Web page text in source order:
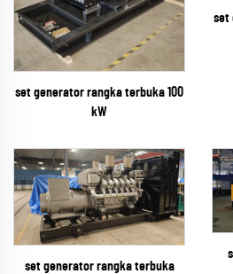
set generator rangka terbuka 100
kW
set
set generator rangka terbuka